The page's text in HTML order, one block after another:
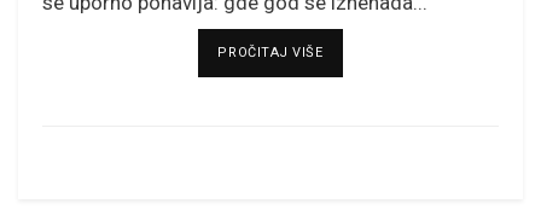
PROČITAJ VIŠEDETAILS